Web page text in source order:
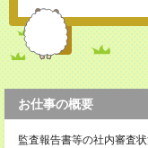
お仕事の概要
監査報告書等の社内審査